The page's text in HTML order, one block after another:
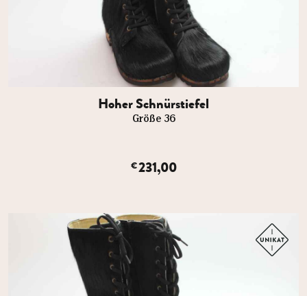
Hoher Schnürstiefel
Größe 36
€231,00